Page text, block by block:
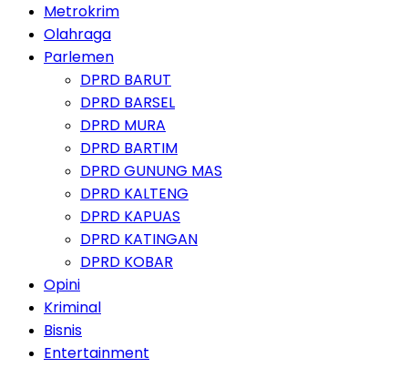
Metrokrim
Olahraga
Parlemen
DPRD BARUT
DPRD BARSEL
DPRD MURA
DPRD BARTIM
DPRD GUNUNG MAS
DPRD KALTENG
DPRD KAPUAS
DPRD KATINGAN
DPRD KOBAR
Opini
Kriminal
Bisnis
Entertainment